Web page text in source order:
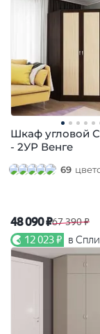
Шкаф угловой
- 2УР Венге
69
48 090 ₽67 390 ₽
12 023 ₽ в